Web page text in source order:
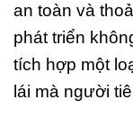
an toàn và
phát triển
tích hợp một
lái mà người